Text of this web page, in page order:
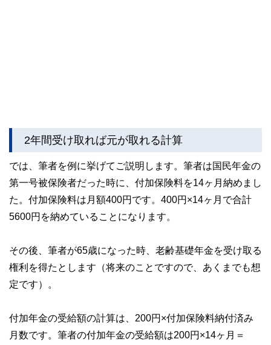
2年間受け取れば元が取れる計算
では、筆者を例に挙げてご説明します。筆者は国民年金の
第一号被保険者だった時に、付加保険料を14ヶ月納めまし
た。付加保険料は月額400円です。400円×14ヶ月で合計
5600円を納めていることになります。
その後、筆者が65歳になった時、老齢基礎年金を受け取る
権利を得たとします（将来のことですので、あくまでも想
定です）。
付加年金の受給額の計算は、200円×付加保険料納付済み
月数です。筆者の付加年金の受給額は200円×14ヶ月＝